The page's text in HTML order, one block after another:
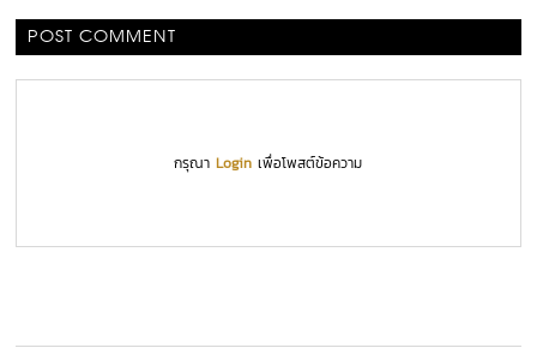
POST COMMENT
กรุณาLogin เพื่อโพสต์ข้อความ